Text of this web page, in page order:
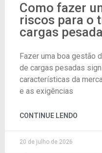
Como fazer
riscos para o
cargas
Fazer uma boa gestão
de cargas pesadas
características da
e as exigências
CONTINUE LENDO
20 de julho de 2026